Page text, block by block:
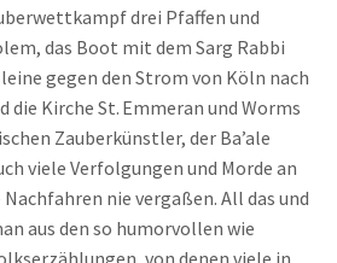
drei Pfaffen und
das Boot mit dem Sarg Rabbi
gegen den Strom von Köln nach
die Kirche St. Emmeran und Worms
Zauberkünstler, der Ba’ale
viele Verfolgungen und Morde an
nie vergaßen. All das und
aus den so humorvollen wie
von denen viele in